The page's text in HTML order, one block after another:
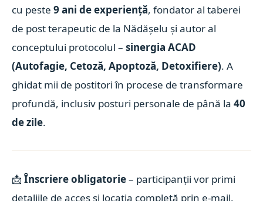
cu peste9 ani de experiență, fondator al taberei
de post terapeutic de la Nădășelu și autor al
conceptului protocolul –sinergia ACAD
(Autofagie, Cetoză, Apoptoză, Detoxifiere).A
ghidat mii de postitori în procese de transformare
profundă, inclusiv posturi personale de până la40
de zile.
📩 Înscriere obligatorie– participanții vor primi
detaliile de acces și locația completă prin e-mail.